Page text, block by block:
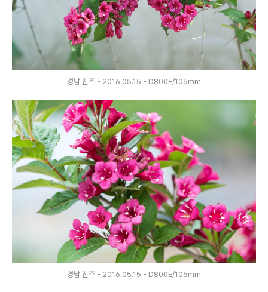
경남 진주 - 2016.05.15 - D800E/105mm
경남 진주 - 2016.05.15 - D800E/105mm